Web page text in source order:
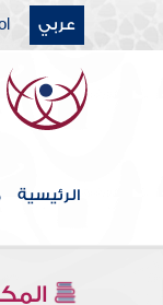
عربي
الرئيسية
الطبقة